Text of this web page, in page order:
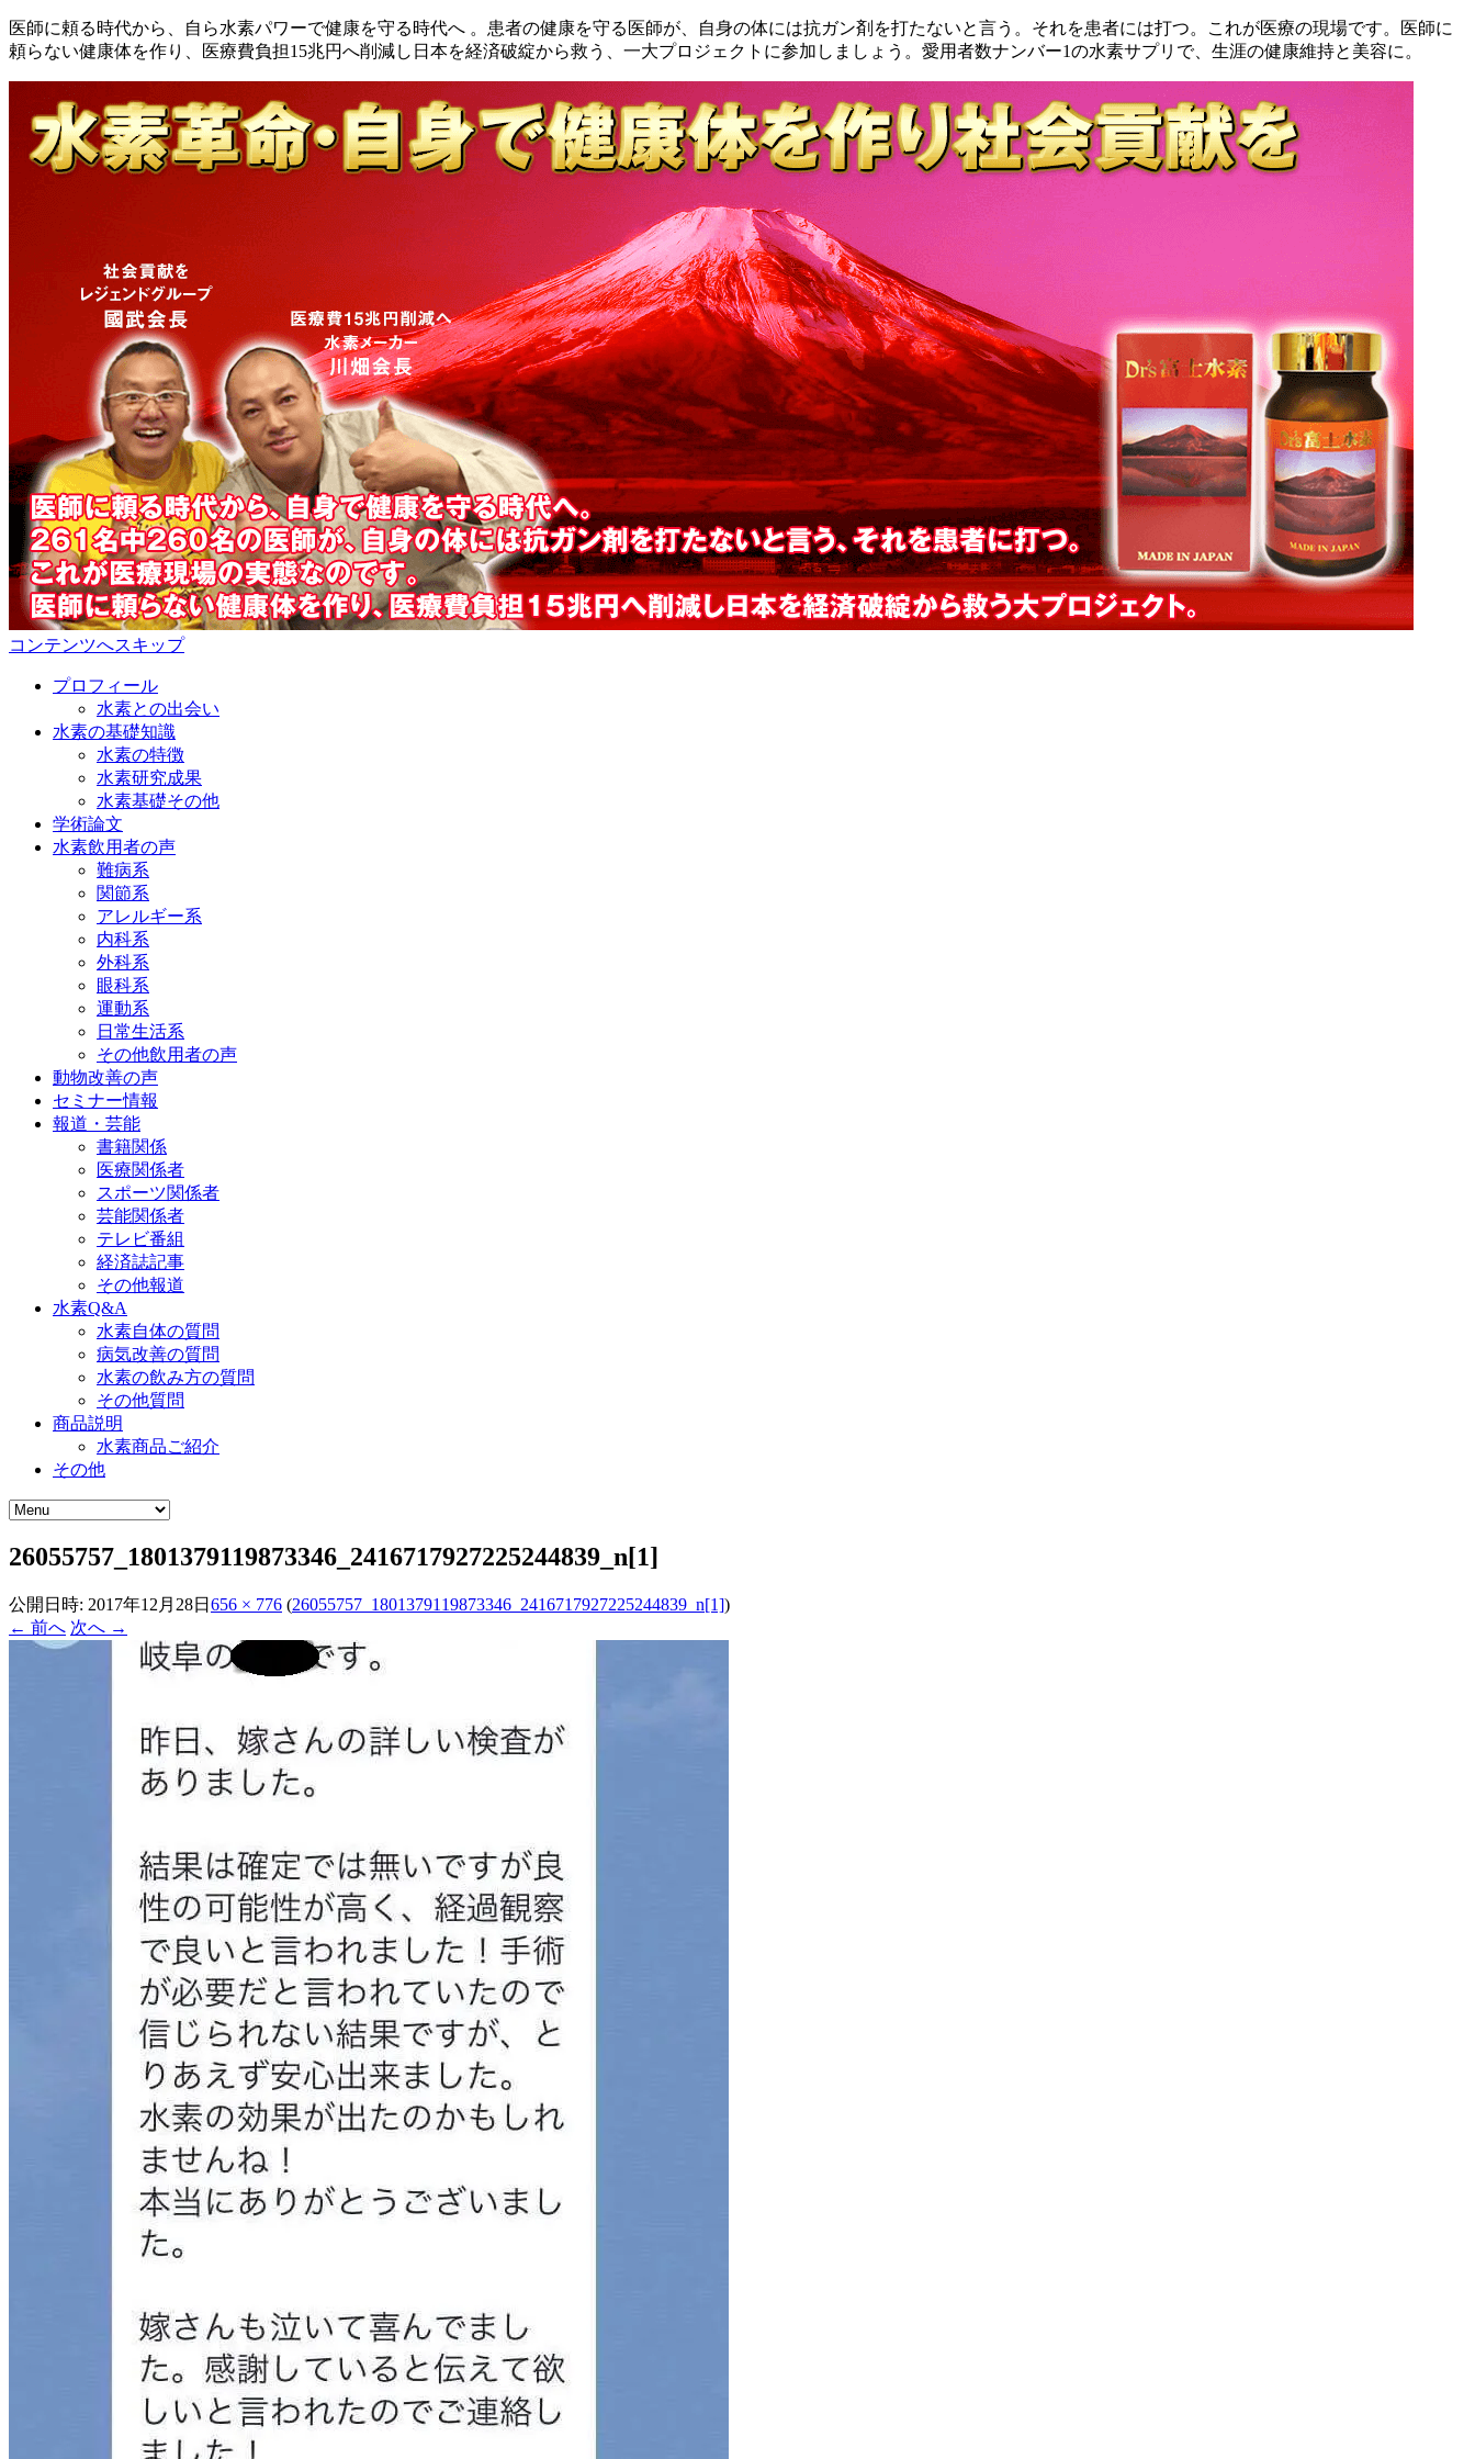
医師に頼る時代から、自ら水素パワーで健康を守る時代へ 。患者の健康を守る医師が、自身の体には抗ガン剤を打たないと言う。それを患者には打つ。これが医療の現場です。医師に
頼らない健康体を作り、医療費負担15兆円へ削減し日本を経済破綻から救う、一大プロジェクトに参加しましょう。愛用者数ナンバー1の水素サプリで、生涯の健康維持と美容に。
コンテンツへスキップ
プロフィール
水素との出会い
水素の基礎知識
水素の特徴
水素研究成果
水素基礎その他
学術論文
水素飲用者の声
難病系
関節系
アレルギー系
内科系
外科系
眼科系
運動系
日常生活系
その他飲用者の声
動物改善の声
セミナー情報
報道・芸能
書籍関係
医療関係者
スポーツ関係者
芸能関係者
テレビ番組
経済誌記事
その他報道
水素Q&A
水素自体の質問
病気改善の質問
水素の飲み方の質問
その他質問
商品説明
水素商品ご紹介
その他
26055757_1801379119873346_2416717927225244839_n[1]
公開日時: 2017年12月28日 656 × 776 (26055757_1801379119873346_2416717927225244839_n[1])
← 前へ 次へ →